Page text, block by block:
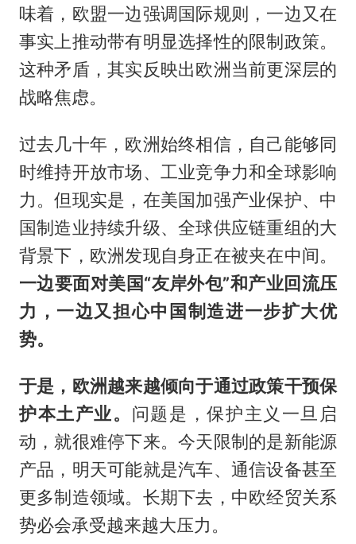
味着，欧盟一边强调国际规则，一边又在
事实上推动带有明显选择性的限制政策。
这种矛盾，其实反映出欧洲当前更深层的
战略焦虑。
过去几十年，欧洲始终相信，自己能够同
时维持开放市场、工业竞争力和全球影响
力。但现实是，在美国加强产业保护、中
国制造业持续升级、全球供应链重组的大
背景下，欧洲发现自身正在被夹在中间。
一边要面对美国“友岸外包”和产业回流压
力，一边又担心中国制造进一步扩大优
势。
于是，欧洲越来越倾向于通过政策干预保
护本土产业。 问题是，保护主义一旦启
动，就很难停下来。今天限制的是新能源
产品，明天可能就是汽车、通信设备甚至
更多制造领域。长期下去，中欧经贸关系
势必会承受越来越大压力。